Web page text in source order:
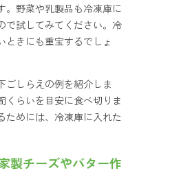
。野菜や乳製品も冷凍庫に
で試してみてください。冷
ときにも重宝するでしょ
ごしらえの例を紹介しま
くらいを目安に食べ切りま
ためには、冷凍庫に入れた
製チーズやバター作